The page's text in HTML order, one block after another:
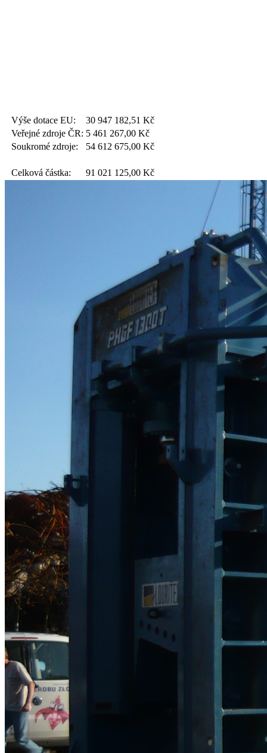
Výše dotace EU: 30 947 182,51 Kč
Veřejné zdroje ČR: 5 461 267,00 Kč
Soukromé zdroje:
54 612 675,00 Kč
Celková částka: 91 021 125,00 Kč